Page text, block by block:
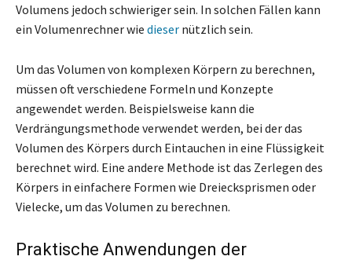
Volumens jedoch schwieriger sein. In solchen Fällen kann
ein Volumenrechner wie dieser nützlich sein.
Um das Volumen von komplexen Körpern zu berechnen,
müssen oft verschiedene Formeln und Konzepte
angewendet werden. Beispielsweise kann die
Verdrängungsmethode verwendet werden, bei der das
Volumen des Körpers durch Eintauchen in eine Flüssigkeit
berechnet wird. Eine andere Methode ist das Zerlegen des
Körpers in einfachere Formen wie Dreiecksprismen oder
Vielecke, um das Volumen zu berechnen.
Praktische Anwendungen der